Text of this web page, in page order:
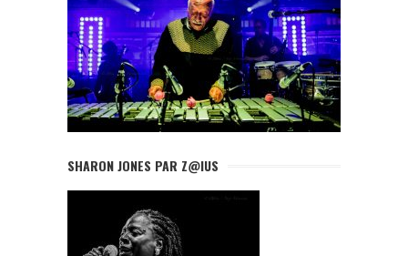
SHARON JONES PAR Z@IUS